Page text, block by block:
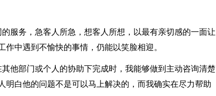
服务，急客人所急，想客人所想，以最有亲切感的一面让
中遇到不愉快的事情，仍能以笑脸相迎。
他部门或个人的协助下完成时，我能够做到主动咨询清楚
明白他的问题不是可以马上解决的，而我确实在尽力帮助